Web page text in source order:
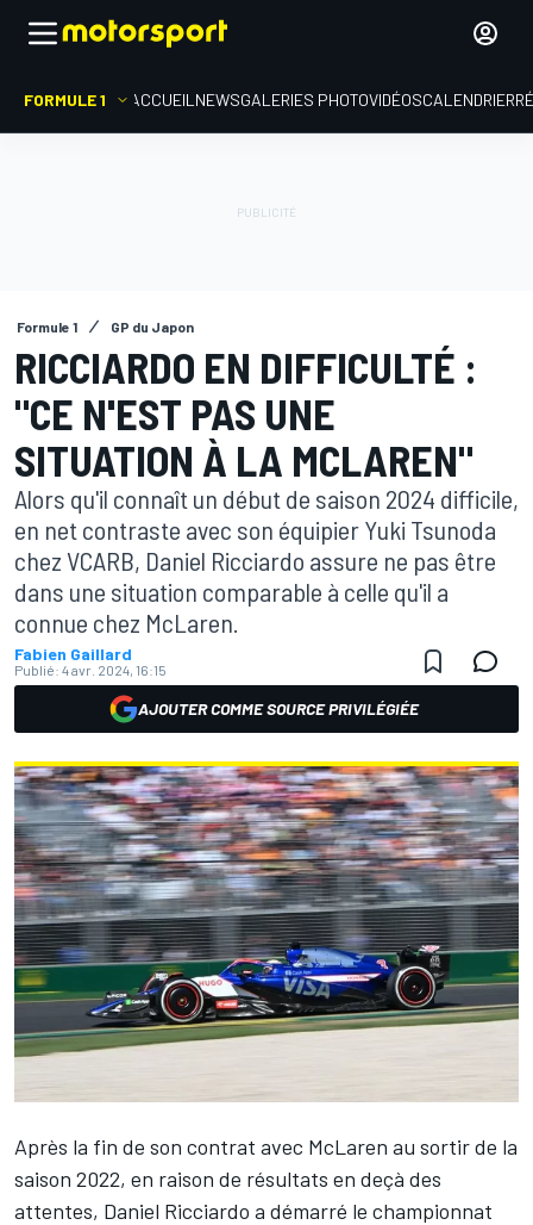
FORMULE 1 ACCUEIL NEWSGALERIES PHOTOVIDÉOSCALENDRIER
Formule 1 GP du Japon
RICCIARDO EN DIFFICULTÉ :
"CE N'EST PAS UNE
SITUATION À LA MCLAREN"
Alors qu'il connaît un début de saison 2024 difficile,
en net contraste avec son équipier Yuki Tsunoda
chez VCARB, Daniel Ricciardo assure ne pas être
dans une situation comparable à celle qu'il a
connue chez McLaren.
Fabien Gaillard
Publié: 4 avr. 2024, 16:15
AJOUTER COMME SOURCE PRIVILÉGIÉE
Après la fin de son contrat avec McLaren au sortir de la
saison 2022, en raison de résultats en deçà des
attentes, Daniel Ricciardo a démarré le championnat